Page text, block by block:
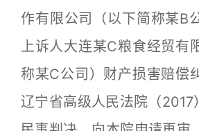
作有限公司（以下简称某B
上诉人大连某C粮食经贸有
称某C公司）财产损害赔偿
辽宁省高级人民法院（